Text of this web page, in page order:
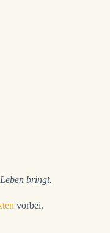
bringt.
vorbei.